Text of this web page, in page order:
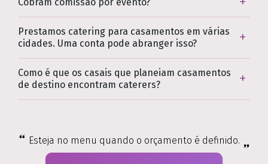
Prestamos catering para casamentos em várias
cidades. Uma conta pode abranger isso?
Como é que os casais que planeiam casamentos
de destino encontram caterers?
Esteja no menu quando o orçamento é definido.